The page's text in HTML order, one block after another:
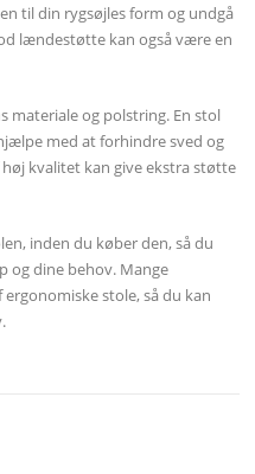
til din rygsøjles form og undgå
lændestøtte kan også være en
materiale og polstring. En stol
med at forhindre sved og
kvalitet kan give ekstra støtte
inden du køber den, så du
og dine behov. Mange
stole, så du kan